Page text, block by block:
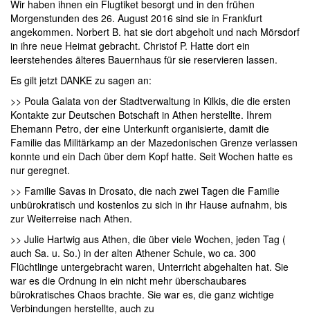
Wir haben ihnen ein Flugtiket besorgt und in den frühen
Morgenstunden des 26. August 2016 sind sie in Frankfurt
angekommen. Norbert B. hat sie dort abgeholt und nach Mörsdorf
in ihre neue Heimat gebracht. Christof P. Hatte dort ein
leerstehendes älteres Bauernhaus für sie reservieren lassen.
Es gilt jetzt DANKE zu sagen an:
>> Poula Galata von der Stadtverwaltung in Kilkis, die die ersten
Kontakte zur Deutschen Botschaft in Athen herstellte. Ihrem
Ehemann Petro, der eine Unterkunft organisierte, damit die
Familie das Militärkamp an der Mazedonischen Grenze verlassen
konnte und ein Dach über dem Kopf hatte. Seit Wochen hatte es
nur geregnet.
>> Familie Savas in Drosato, die nach zwei Tagen die Familie
unbürokratisch und kostenlos zu sich in ihr Hause aufnahm, bis
zur Weiterreise nach Athen.
>> Julie Hartwig aus Athen, die über viele Wochen, jeden Tag (
auch Sa. u. So.) in der alten Athener Schule, wo ca. 300
Flüchtlinge untergebracht waren, Unterricht abgehalten hat. Sie
war es die Ordnung in ein nicht mehr überschaubares
bürokratisches Chaos brachte. Sie war es, die ganz wichtige
Verbindungen herstellte, auch zu